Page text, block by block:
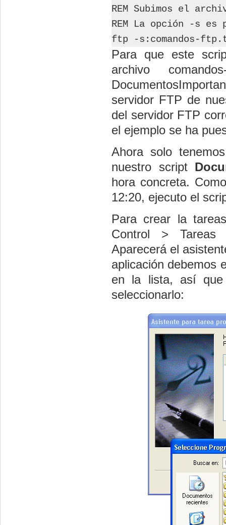
REM Subimos el
REM La opción -s es
ftp -s:comandos-
Para que este
archivo
servidor FTP de
del servidor FTP
el ejemplo se ha
Ahora solo
nuestro script
hora concreta.
12:20, ejecuto el
Para crear la
Control > Tareas
Aparecerá el
aplicación debemos
en la lista, así
seleccionarlo: